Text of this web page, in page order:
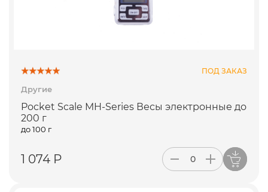
ПОД ЗАКАЗ
Другие
Pocket Scale MH-Series Весы электронные до
200 г
до 100 г
1 074 Р